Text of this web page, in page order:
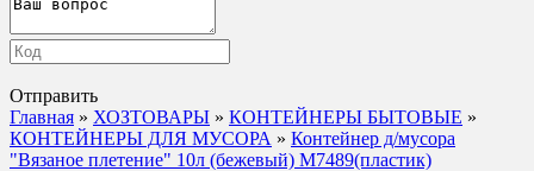
Отправить
Главная » ХОЗТОВАРЫ » КОНТЕЙНЕРЫ БЫТОВЫЕ »
КОНТЕЙНЕРЫ ДЛЯ МУСОРА » Контейнер д/мусора
"Вязаное плетение" 10л (бежевый) М7489(пластик)